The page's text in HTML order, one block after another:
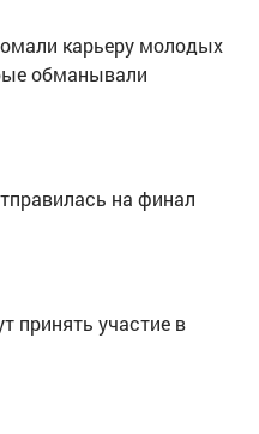
карьеру молодых
обманывали
на финал
принять участие в